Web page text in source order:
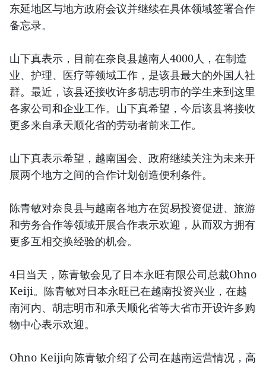
东延地区与地方政府会议并继续在具体领域签署合作
备忘录。
山下真表示，目前在奈良县越南人4000人，在制造
业、护理、医疗等领域工作，是该县最大的外国人社
群。最近，该县还接收许多胡志明市的学生来到这里
各家公司和企业工作。山下真希望，今后该县将接收
更多来自承天顺化省的劳动者前来工作。
山下真表示希望，越南国会、政府继续关注为未来开
展两个地方之间的合作计划创造便利条件。
陈青敏对奈良县与越南各地方在贸易投资促进、旅游
和劳务合作等领域开展合作表示欢迎，从而双方拥有
更多互相交换经验的机会。
4日当天，陈青敏会见了日本永旺有限公司总裁Ohno
Keiji。陈青敏对日本永旺已在越南投资兴业，在越
南河内、胡志明市和承天顺化省等大省市开设许多购
物中心表示欢迎。
Ohno Keiji向陈青敏介绍了公司在越南运营情况，高